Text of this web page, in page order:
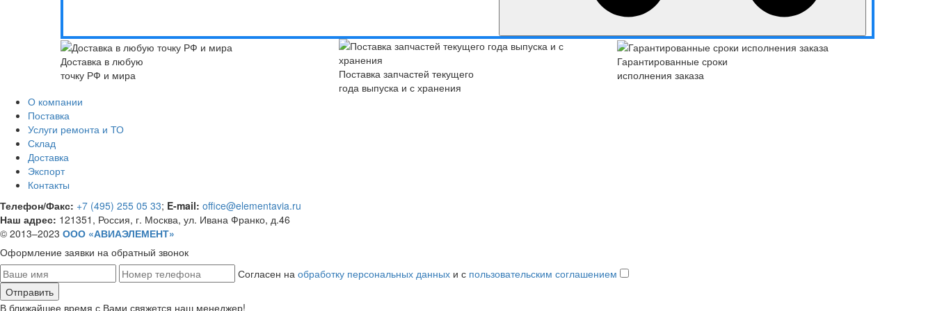
Доставка в любую
точку РФ и мира
Поставка запчастей текущего
года выпуска и с хранения
Гарантированные сроки
исполнения заказа
О компании
Поставка
Услуги ремонта и ТО
Склад
Доставка
Экспорт
Контакты
Телефон/Факс: +7 (495) 255 05 33; E-mail: office@elementavia.ru
Наш адрес: 121351, Россия, г. Москва, ул. Ивана Франко, д.46
© 2013–2023 ООО «АВИАЭЛЕМЕНТ»
Оформление заявки на обратный звонок
Согласен на обработку персональных данных и с пользовательским соглашением
В ближайшее время с Вами свяжется наш менеджер!